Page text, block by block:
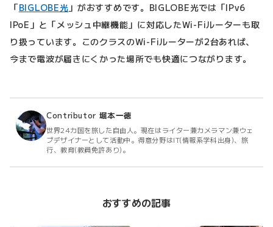
「BIGLOBE光 」がおすすめです。BIGLOBE光では「IPv6
IPoE」と「メッシュ中継機能」に対応したWi-Fiルーターも取
り扱っています。このクラスのWi-Fiルーターが2台あれば、
今まで電波が届きにくかった場所でも快適につながります。
Contributor 堀本一徳
世界24カ国を旅した自由人。現在はライター兼カメラマン兼ウェ
ブデザイナーとして活動中。得意分野はIT(情報系学科出身)、旅
行、教育(教員免許あり)。
おすすめの記事